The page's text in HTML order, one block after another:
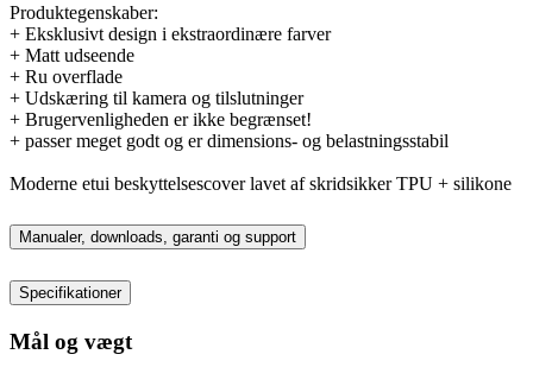
Produktegenskaber:
+ Eksklusivt design i ekstraordinære farver
+ Matt udseende
+ Ru overflade
+ Udskæring til kamera og tilslutninger
+ Brugervenligheden er ikke begrænset!
+ passer meget godt og er dimensions- og belastningsstabil
Moderne etui beskyttelsescover lavet af skridsikker TPU + silikone
Manualer, downloads, garanti og support
Specifikationer
Mål og vægt